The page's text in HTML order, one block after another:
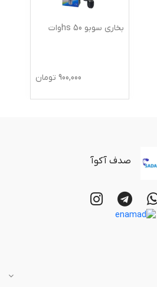
بخاری سوبو hs 50وات
900,000 تومان
صدف آکوآ